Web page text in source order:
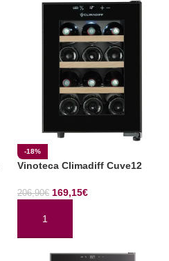
-18%
Vinoteca Climadiff Cuve12
206,90€ 169,15€
AÑADIR AL CARRITO